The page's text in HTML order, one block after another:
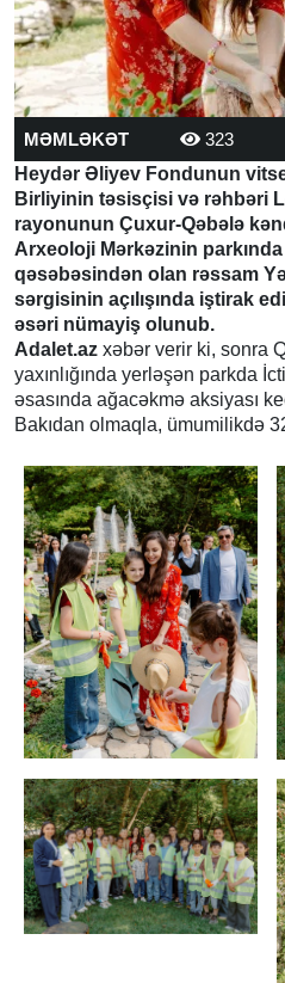
MƏMLƏKƏT 323
Heydər Əliyev Fondunun
Birliyinin təsisçisi və rəhbəri
rayonunun Çuxur-Qəbələ
Arxeoloji Mərkəzinin
qəsəbəsindən olan rəssam
sərgisinin açılışında iştirak
əsəri nümayiş olunub.
Adalet.az xəbər verir ki, sonra
yaxınlığında yerləşən parkda
əsasında ağacəkmə aksiyası
Bakıdan olmaqla, ümumilikdə